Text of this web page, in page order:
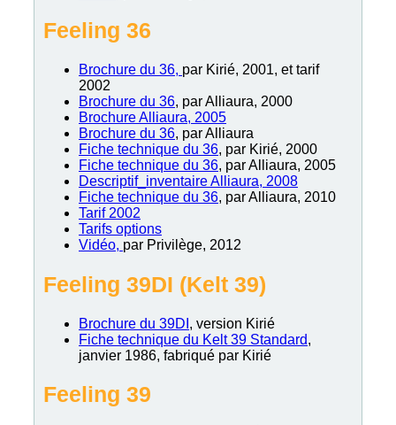
Feeling 36
Brochure du 36, par Kirié, 2001, et tarif
2002
Brochure du 36, par Alliaura, 2000
Brochure Alliaura, 2005
Brochure du 36, par Alliaura
Fiche technique du 36, par Kirié, 2000
Fiche technique du 36, par Alliaura, 2005
Descriptif_inventaire Alliaura, 2008
Fiche technique du 36, par Alliaura, 2010
Tarif 2002
Tarifs options
Vidéo, par Privilège, 2012
Feeling 39DI (Kelt 39)
Brochure du 39DI , version Kirié
Fiche technique du Kelt 39 Standard,
janvier 1986, fabriqué par Kirié
Feeling 39